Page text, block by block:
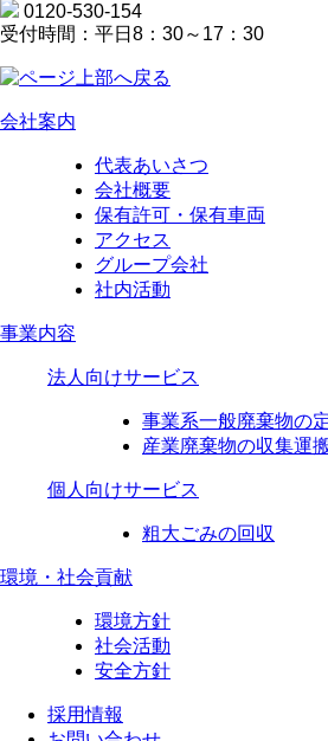
0120-530-154
受付時間：平日8：30～17：30
会社案内
代表あいさつ
会社概要
保有許可・保有車両
アクセス
グループ会社
社内活動
事業内容
法人向けサービス
事業系一般廃棄物の
産業廃棄物の収集運
個人向けサービス
粗大ごみの回収
環境・社会貢献
環境方針
社会活動
安全方針
採用情報